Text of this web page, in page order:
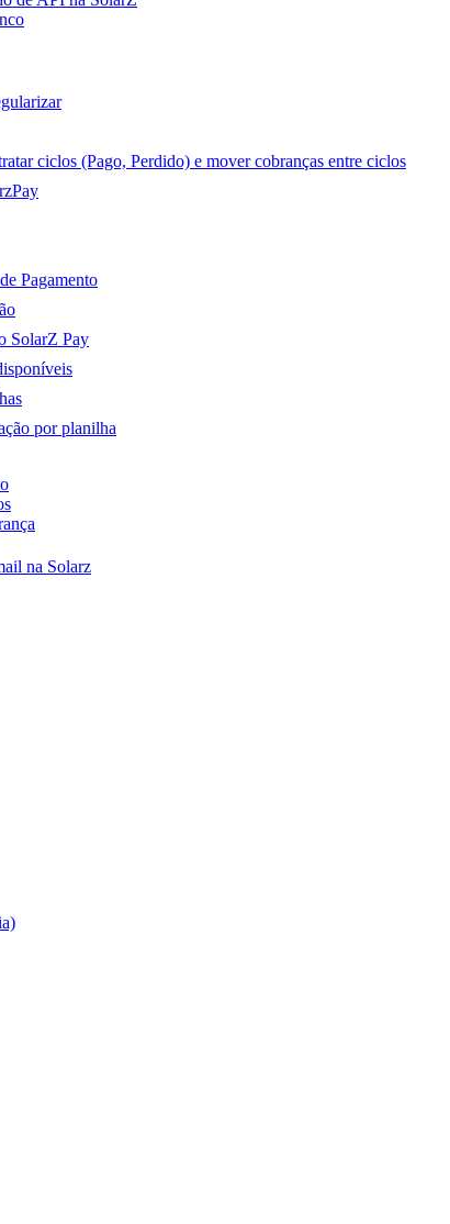
ciclos (Pago, Perdido) e mover cobranças entre ciclos
Pagamento
SolarZ Pay
por planilha
na Solarz